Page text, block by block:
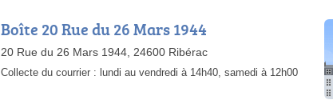
Boîte 20 Rue du 26 Mars 1944
20 Rue du 26 Mars 1944, 24600 Ribérac
Collecte du courrier : lundi au vendredi à 14h40, samedi à 12h00